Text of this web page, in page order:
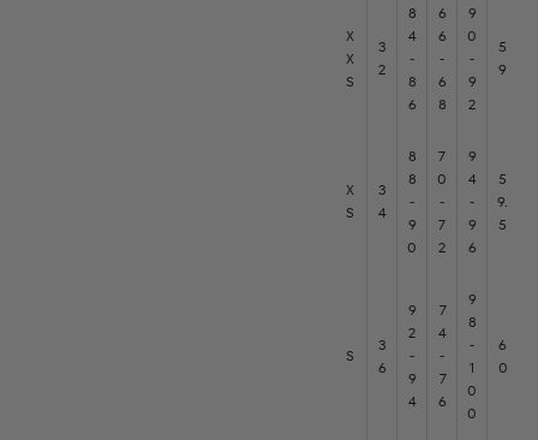
X
X
S
3
2
8
4
-
8
6
6
6
-
6
8
9
0
-
9
2
5
9
X
S
3
4
8
8
-
9
0
7
0
-
7
2
9
4
-
9
6
5
9.
5
S
3
6
9
2
-
9
4
7
4
-
7
6
9
8
-
1
0
0
6
0